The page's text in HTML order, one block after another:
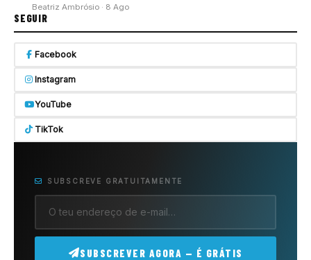
Beatriz Ambrósio · 8 Ago
SEGUIR
Facebook
Instagram
YouTube
TikTok
SUBSCREVE GRATUITAMENTE
SUBSCREVER AGORA — É GRÁTIS